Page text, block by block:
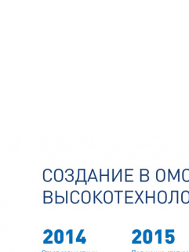
22_aprelya_2020-
gazprom-
neft.ru_.jpg